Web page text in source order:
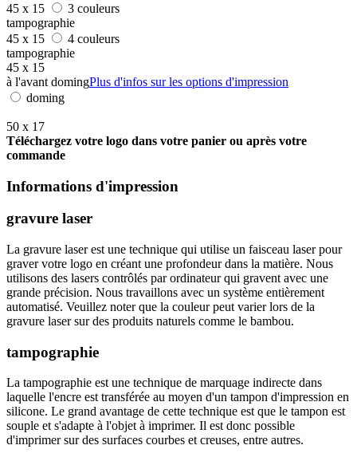
45 x 15
3 couleurs
tampographie
45 x 15
4 couleurs
tampographie
45 x 15
à l'avant domingPlus d'infos sur les options d'impression
doming
50 x 17
Téléchargez votre logo dans votre panier ou après votre
commande
Informations d'impression
gravure laser
La gravure laser est une technique qui utilise un faisceau laser pour
graver votre logo en créant une profondeur dans la matière. Nous
utilisons des lasers contrôlés par ordinateur qui gravent avec une
grande précision. Nous travaillons avec un système entièrement
automatisé. Veuillez noter que la couleur peut varier lors de la
gravure laser sur des produits naturels comme le bambou.
tampographie
La tampographie est une technique de marquage indirecte dans
laquelle l'encre est transférée au moyen d'un tampon d'impression en
silicone. Le grand avantage de cette technique est que le tampon est
souple et s'adapte à l'objet à imprimer. Il est donc possible
d'imprimer sur des surfaces courbes et creuses, entre autres.